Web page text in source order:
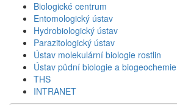
Biologické centrum
Entomologický ústav
Hydrobiologický ústav
Parazitologický ústav
Ústav molekulární biologie rostlin
Ústav půdní biologie a biogeochemie
THS
INTRANET